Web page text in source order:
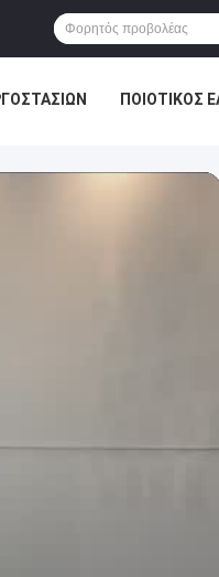
ΠΟΙΟΤΙΚΌΣ